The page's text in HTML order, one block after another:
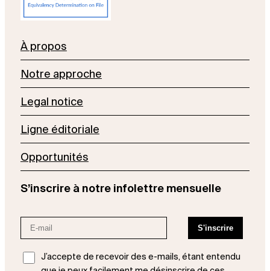
À propos
Notre approche
Legal notice
Ligne éditoriale
Opportunités
S’inscrire à notre infolettre mensuelle
J’accepte de recevoir des e-mails, étant entendu